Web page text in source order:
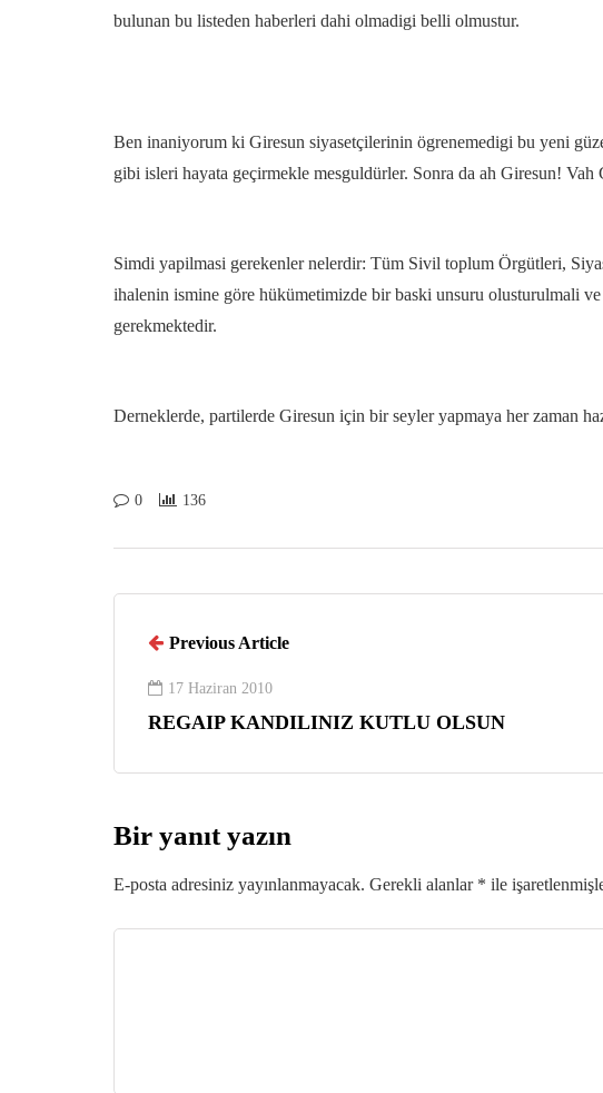
bulunan bu listeden haberleri dahi olmadigi belli olmustur.
Ben inaniyorum ki Giresun siyasetçilerinin ögrenemedigi bu yeni
gibi isleri hayata geçirmekle mesguldürler. Sonra da ah Giresun! Vah
Simdi yapilmasi gerekenler nelerdir: Tüm Sivil toplum Örgütleri,
ihalenin ismine göre hükümetimizde bir baski unsuru olusturulmali
gerekmektedir.
Derneklerde, partilerde Giresun için bir seyler yapmaya her zaman
0 136
Previous Article
17 Haziran 2010
REGAIP KANDILINIZ KUTLU OLSUN
Bir yanıt yazın
E-posta adresiniz yayınlanmayacak. Gerekli alanlar * ile